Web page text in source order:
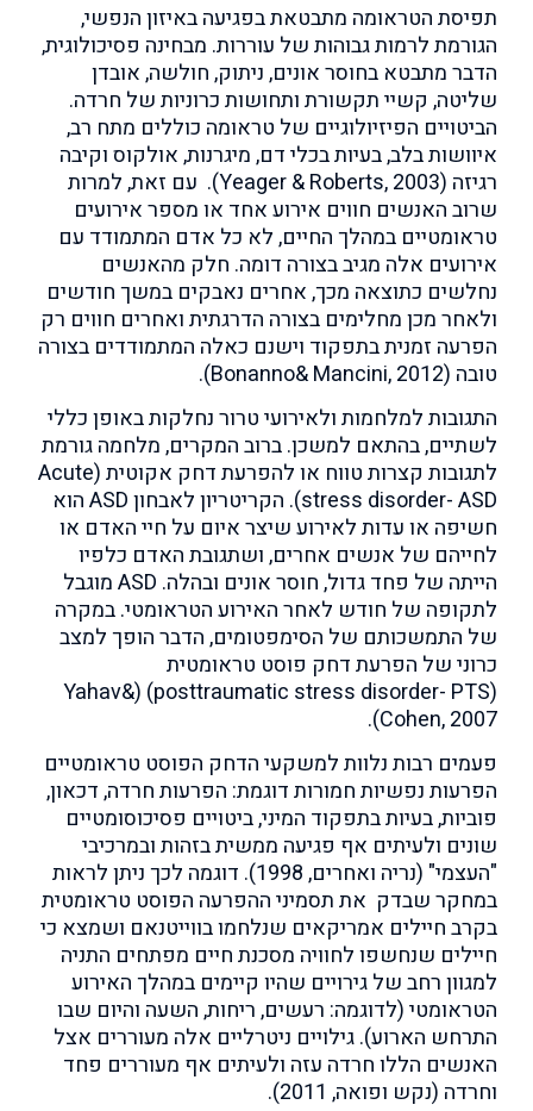
תפיסת הטראומה מתבטאת בפגיעה באיזון הנפשי,
הגורמת לרמות גבוהות של עוררות. מבחינה פסיכולוגית,
הדבר מתבטא בחוסר אונים, ניתוק, חולשה, אובדן
שליטה, קשיי תקשורת ותחושות כרוניות של חרדה.
הביטויים הפיזיולוגיים של טראומה כוללים מתח רב,
איוושות בלב, בעיות בכלי דם, מיגרנות, אולקוס וקיבה
רגיזה (Yeager & Roberts, 2003). עם זאת, למרות
שרוב האנשים חווים אירוע אחד או מספר אירועים
טראומטיים במהלך החיים, לא כל אדם המתמודד עם
אירועים אלה מגיב בצורה דומה. חלק מהאנשים
נחלשים כתוצאה מכך, אחרים נאבקים במשך חודשים
ולאחר מכן מחלימים בצורה הדרגתית ואחרים חווים רק
הפרעה זמנית בתפקוד וישנם כאלה המתמודדים בצורה
טובה (Bonanno& Mancini, 2012).
התגובות למלחמות ולאירועי טרור נחלקות באופן כללי
לשתיים, בהתאם למשכן. ברוב המקרים, מלחמה גורמת
לתגובות קצרות טווח או להפרעת דחק אקוטית (Acute
stress disorder- ASD). הקריטריון לאבחון ASD הוא
חשיפה או עדות לאירוע שיצר איום על חיי האדם או
לחייהם של אנשים אחרים, ושתגובת האדם כלפיו
הייתה של פחד גדול, חוסר אונים ובהלה. ASD מוגבל
לתקופה של חודש לאחר האירוע הטראומטי. במקרה
של התמשכותם של הסימפטומים, הדבר הופך למצב
כרוני של הפרעת דחק פוסט טראומטית
(posttraumatic stress disorder- PTS) (Yahav&
Cohen, 2007).
פעמים רבות נלוות למשקעי הדחק הפוסט טראומטיים
הפרעות נפשיות חמורות דוגמת: הפרעות חרדה, דכאון,
פוביות, בעיות בתפקוד המיני, ביטויים פסיכוסומטיים
שונים ולעיתים אף פגיעה ממשית בזהות ובמרכיבי
"העצמי" (נריה ואחרים, 1998). דוגמה לכך ניתן לראות
במחקר שבדק את תסמיני ההפרעה הפוסט טראומטית
בקרב חיילים אמריקאים שנלחמו בווייטנאם ושמצא כי
חיילים שנחשפו לחוויה מסכנת חיים מפתחים התניה
למגוון רחב של גירויים שהיו קיימים במהלך האירוע
הטראומטי (לדוגמה: רעשים, ריחות, השעה והיום שבו
התרחש הארוע). גילויים ניטרליים אלה מעוררים אצל
האנשים הללו חרדה עזה ולעיתים אף מעוררים פחד
וחרדה (נקש ופואה, 2011).